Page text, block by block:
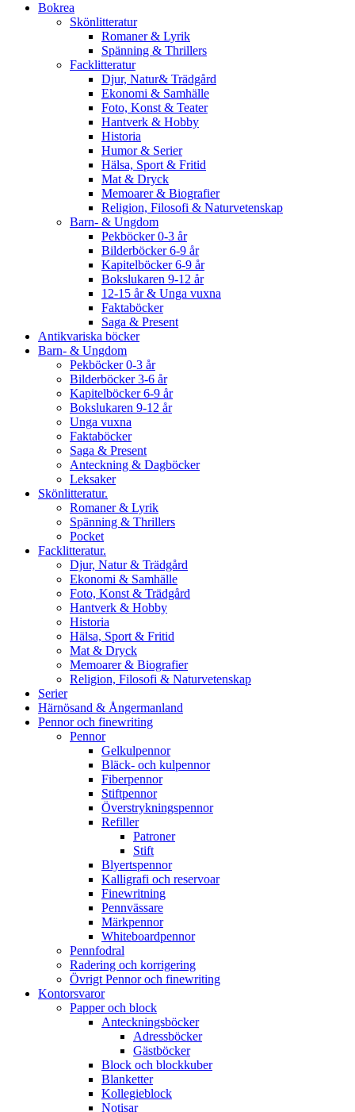
Bokrea
Skönlitteratur
Romaner & Lyrik
Spänning & Thrillers
Facklitteratur
Djur, Natur& Trädgård
Ekonomi & Samhälle
Foto, Konst & Teater
Hantverk & Hobby
Historia
Humor & Serier
Hälsa, Sport & Fritid
Mat & Dryck
Memoarer & Biografier
Religion, Filosofi & Naturvetenskap
Barn- & Ungdom
Pekböcker 0-3 år
Bilderböcker 6-9 år
Kapitelböcker 6-9 år
Bokslukaren 9-12 år
12-15 år & Unga vuxna
Faktaböcker
Saga & Present
Antikvariska böcker
Barn- & Ungdom
Pekböcker 0-3 år
Bilderböcker 3-6 år
Kapitelböcker 6-9 år
Bokslukaren 9-12 år
Unga vuxna
Faktaböcker
Saga & Present
Anteckning & Dagböcker
Leksaker
Skönlitteratur.
Romaner & Lyrik
Spänning & Thrillers
Pocket
Facklitteratur.
Djur, Natur & Trädgård
Ekonomi & Samhälle
Foto, Konst & Trädgård
Hantverk & Hobby
Historia
Hälsa, Sport & Fritid
Mat & Dryck
Memoarer & Biografier
Religion, Filosofi & Naturvetenskap
Serier
Härnösand & Ångermanland
Pennor och finewriting
Pennor
Gelkulpennor
Bläck- och kulpennor
Fiberpennor
Stiftpennor
Överstrykningspennor
Refiller
Patroner
Stift
Blyertspennor
Kalligrafi och reservoar
Finewritning
Pennvässare
Märkpennor
Whiteboardpennor
Pennfodral
Radering och korrigering
Övrigt Pennor och finewriting
Kontorsvaror
Papper och block
Anteckningsböcker
Adressböcker
Gästböcker
Block och blockkuber
Blanketter
Kollegieblock
Notisar